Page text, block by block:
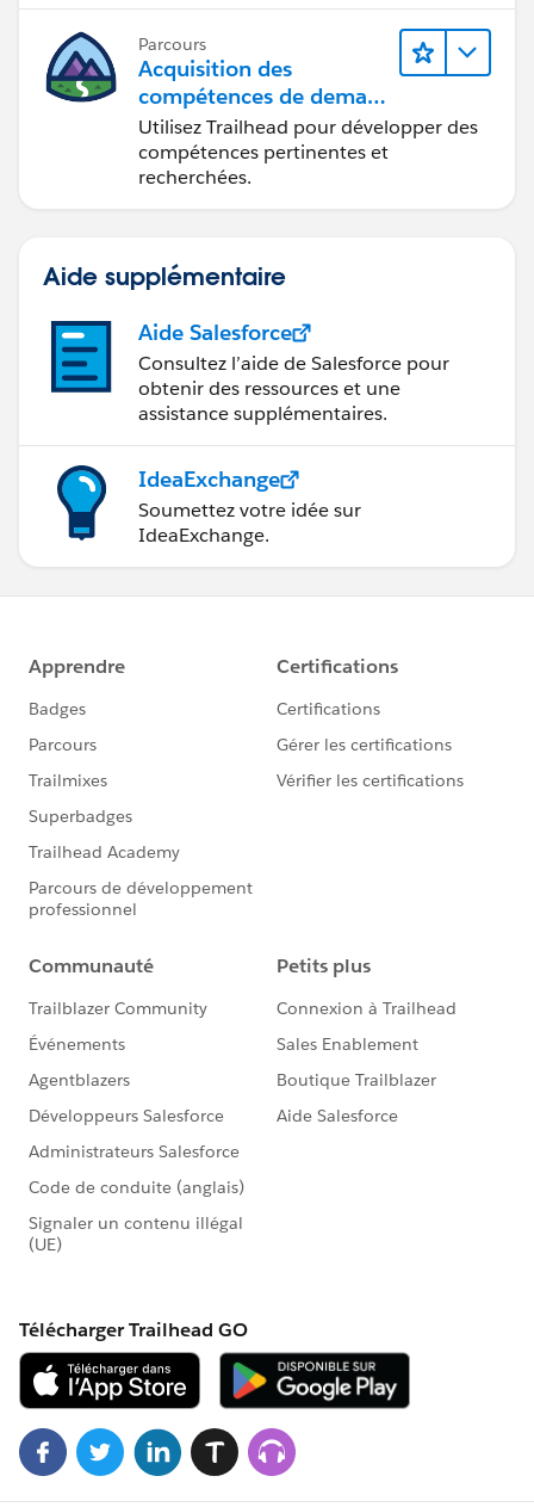
Parcours
Acquisition des
compétences de demain
avec Trailhead
Utilisez Trailhead pour développer des
compétences pertinentes et
recherchées.
Aide supplémentaire
Aide Salesforce
Consultez l’aide de Salesforce pour
obtenir des ressources et une
assistance supplémentaires.
IdeaExchange
Soumettez votre idée sur
IdeaExchange.